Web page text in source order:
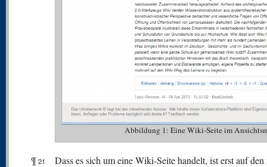
Abbildung 1: Eine Wiki-Seite im
¶ 21
Dass es sich um eine Wiki-Seite handelt, ist erst auf